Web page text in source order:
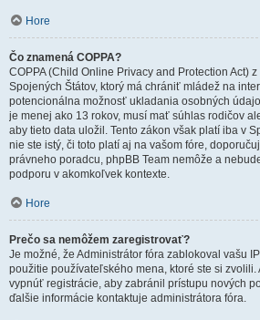
Hore
Čo znamená COPPA?
COPPA (Child Online Privacy and Protection Act)
Spojených Štátov, ktorý má chrániť mládež na
potencionálna možnosť ukladania osobných
je menej ako 13 rokov, musí mať súhlas rodičov
aby tieto data uložil. Tento zákon však platí iba v
nie ste istý, či toto platí aj na vašom fóre,
právneho poradcu, phpBB Team nemôže a
podporu v akomkoľvek kontexte.
Hore
Prečo sa nemôžem zaregistrovať?
Je možné, že Administrátor fóra zablokoval vašu
použitie používateľského mena, ktoré ste si zvolili.
vypnúť registrácie, aby zabránil prístupu nových
ďalšie informácie kontaktuje administrátora fóra.